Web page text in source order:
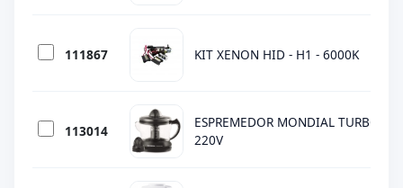
111867 KIT XENON HID - H1 - 6000K
113014
ESPREMEDOR MONDIAL TURBO E-
220V